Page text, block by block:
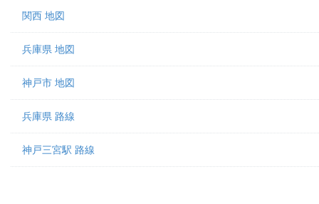
関西 地図
兵庫県 地図
神戸市 地図
兵庫県 路線
神戸三宮駅 路線